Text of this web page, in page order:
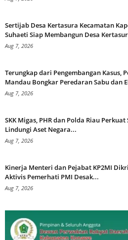
Sertijab Desa Kertasura Kecamatan
Suhaeti Siap Membangun Desa
Aug 7, 2026
Terungkap dari Pengembangan Kasus,
Mandau Bongkar Peredaran Sabu dan
Aug 7, 2026
SKK Migas, PHR dan Polda Riau Perkuat
Lindungi Aset Negara...
Aug 7, 2026
Kinerja Menteri dan Pejabat KP2MI
Aktivis Pemerhati PMI Desak...
Aug 7, 2026